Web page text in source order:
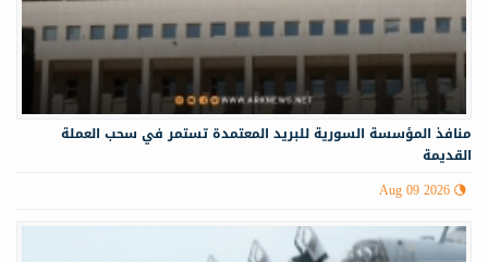
منافذ المؤسسة السورية للبريد المعتمدة تستمر في سحب العملة
القديمة
Aug 09 2026